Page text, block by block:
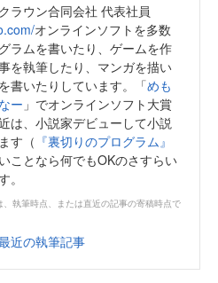
ラウン合同会社 代表社員
オンラインソフトを多数
ラムを書いたり、ゲームを作
を執筆したり、マンガを描い
書いたりしています。「めも
ー 」でオンラインソフト大賞
は、小説家デビューして小説
す（ 『裏切りのプログラム』
ことなら何でもOKのさすらい
。
執筆時点、または直近の記事の寄稿時点で
近の執筆記事